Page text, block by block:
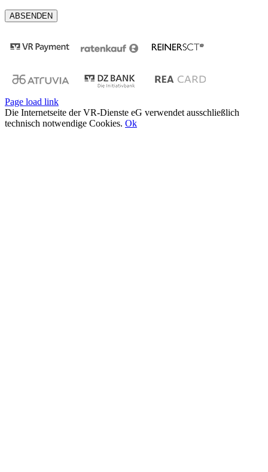
Page load link
Die Internetseite der VR-Dienste eG verwendet ausschließlich
technisch notwendige Cookies. Ok